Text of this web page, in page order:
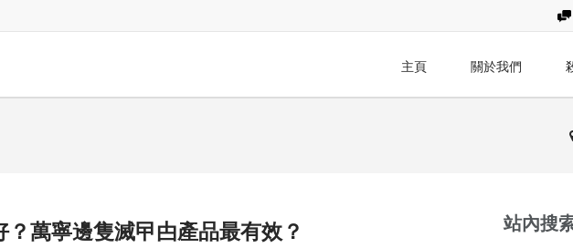
主頁 關於我們
萬寧邊隻滅曱甴產品最有效？ 站內搜